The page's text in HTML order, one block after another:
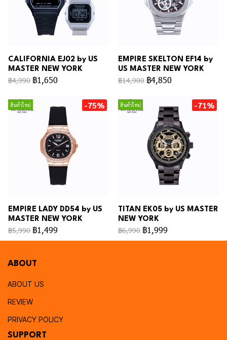
CALIFORNIA EJ02 by US
MASTER NEW YORK
฿4,990 ฿1,650
EMPIRE SKELTON EF14 by
US MASTER NEW YORK
฿14,900 ฿4,850
สินค้าใหม่ -75%
EMPIRE LADY DD54 by US
MASTER NEW YORK
฿5,990 ฿1,499
สินค้าใหม่ -71%
TITAN EK05 by US MASTER
NEW YORK
฿6,990 ฿1,999
ABOUT
ABOUT US
REVIEW
PRIVACY POLICY
SUPPORT